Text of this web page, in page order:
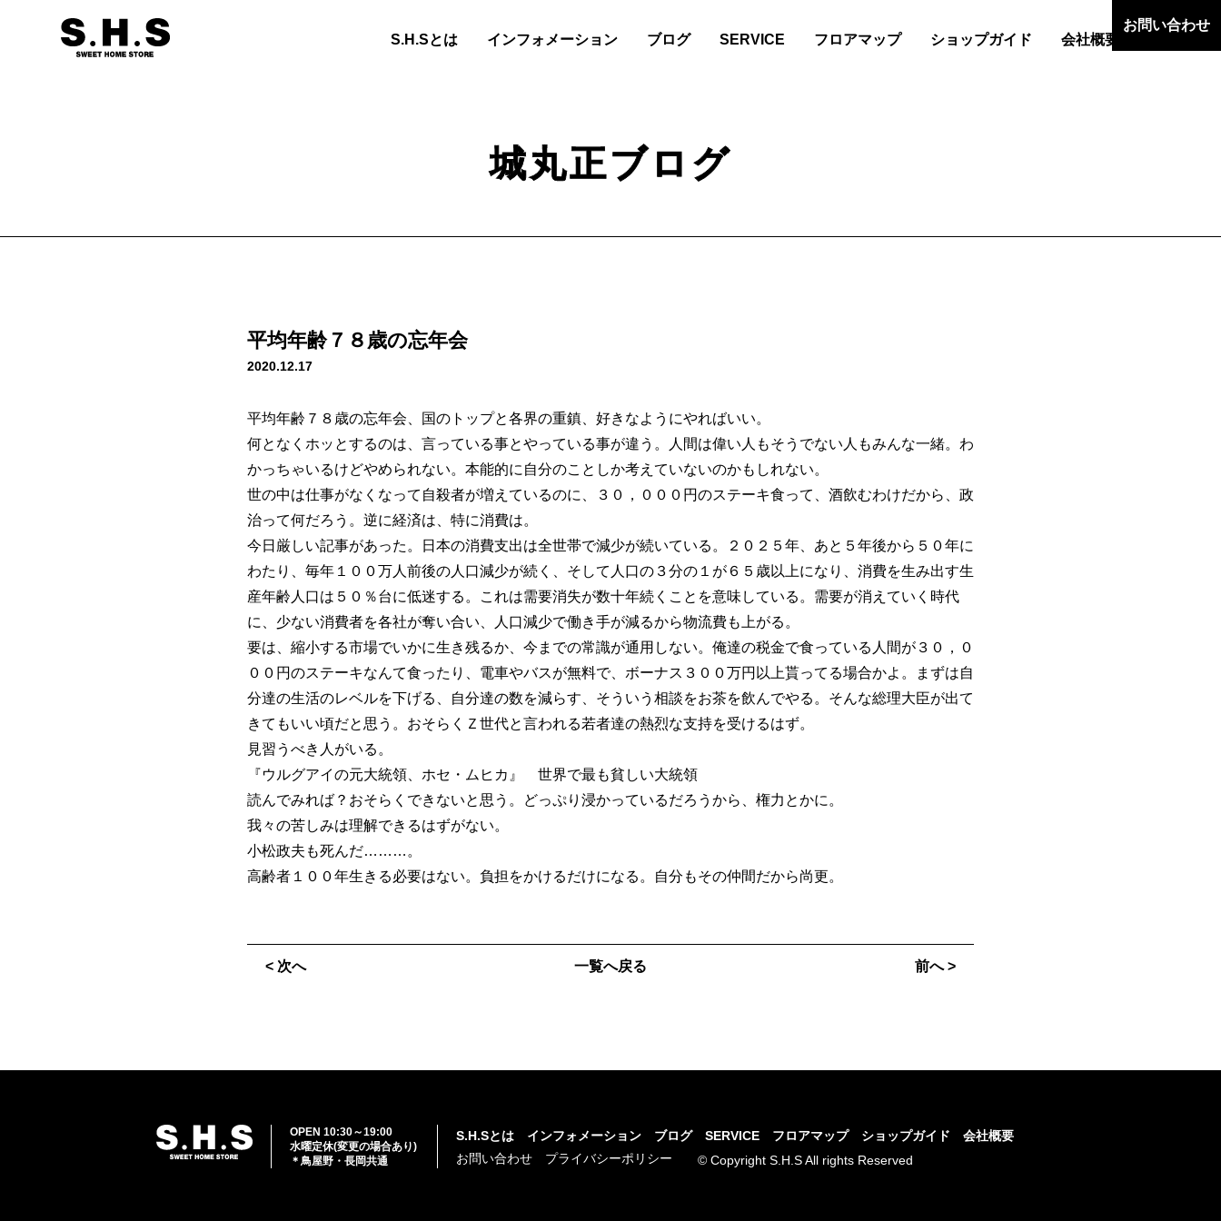
S.H.Sとは インフォメーション ブログ SERVICE フロアマップ ショップガイド 会社概要
お問い合わせ
城丸正ブログ
平均年齢７８歳の忘年会
2020.12.17
平均年齢７８歳の忘年会、国のトップと各界の重鎮、好きなようにやればいい。
何となくホッとするのは、言っている事とやっている事が違う。人間は偉い人もそうでない人もみんな一緒。わ
かっちゃいるけどやめられない。本能的に自分のことしか考えていないのかもしれない。
世の中は仕事がなくなって自殺者が増えているのに、３０，０００円のステーキ食って、酒飲むわけだから、政
治って何だろう。逆に経済は、特に消費は。
今日厳しい記事があった。日本の消費支出は全世帯で減少が続いている。２０２５年、あと５年後から５０年に
わたり、毎年１００万人前後の人口減少が続く、そして人口の３分の１が６５歳以上になり、消費を生み出す生
産年齢人口は５０％台に低迷する。これは需要消失が数十年続くことを意味している。需要が消えていく時代
に、少ない消費者を各社が奪い合い、人口減少で働き手が減るから物流費も上がる。
要は、縮小する市場でいかに生き残るか、今までの常識が通用しない。俺達の税金で食っている人間が３０，０
００円のステーキなんて食ったり、電車やバスが無料で、ボーナス３００万円以上貰ってる場合かよ。まずは自
分達の生活のレベルを下げる、自分達の数を減らす、そういう相談をお茶を飲んでやる。そんな総理大臣が出て
きてもいい頃だと思う。おそらくＺ世代と言われる若者達の熱烈な支持を受けるはず。
見習うべき人がいる。
『ウルグアイの元大統領、ホセ・ムヒカ』 世界で最も貧しい大統領
読んでみれば？おそらくできないと思う。どっぷり浸かっているだろうから、権力とかに。
我々の苦しみは理解できるはずがない。
小松政夫も死んだ………。
高齢者１００年生きる必要はない。負担をかけるだけになる。自分もその仲間だから尚更。
< 次へ 前へ >
一覧へ戻る
OPEN 10:30～19:00
水曜定休(変更の場合あり)
＊鳥屋野・長岡共通
S.H.Sとは インフォメーション ブログ SERVICE フロアマップ ショップガイド
会社概要
お問い合わせ
プライバシーポリシー © Copyright S.H.S All rights Reserved